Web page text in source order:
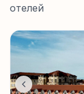
отелей